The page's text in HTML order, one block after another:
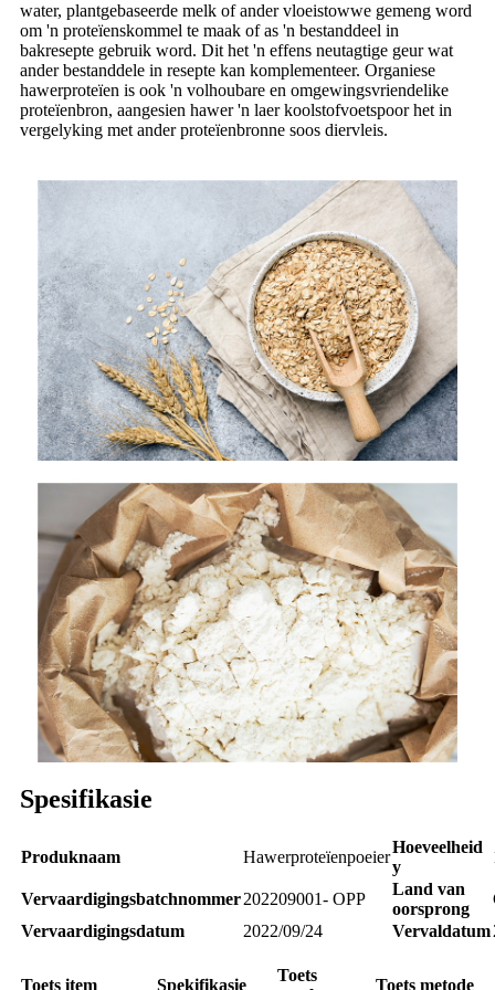
water, plantgebaseerde melk of ander vloeistowwe gemeng word
om 'n proteïenskommel te maak of as 'n bestanddeel in
bakresepte gebruik word. Dit het 'n effens neutagtige geur wat
ander bestanddele in resepte kan komplementeer. Organiese
hawerproteïen is ook 'n volhoubare en omgewingsvriendelike
proteïenbron, aangesien hawer 'n laer koolstofvoetspoor het in
vergelyking met ander proteïenbronne soos diervleis.
Spesifikasie
Produknaam Hawerproteïenpoeier
Hoeveelheid
y
Vervaardigingsbatchnommer202209001- OPP
Land van
oorsprong
Vervaardigingsdatum
2022/09/24 Vervaldatum
Toets item Spekifikasie
Toets
Toets metode